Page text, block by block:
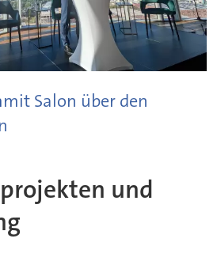
Salon über den
und